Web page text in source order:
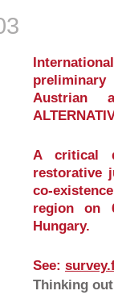
Austrian
A critical
restorative
co-
region on
Hungary.
See:
Thinking